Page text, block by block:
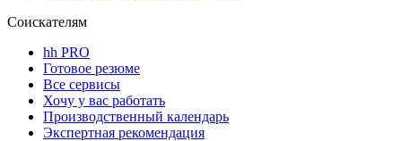
Соискателям
hh PRO
Готовое резюме
Все сервисы
Хочу у вас работать
Производственный календарь
Экспертная рекомендация